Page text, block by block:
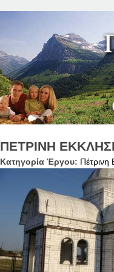
ΠΕΤΡΙΝΗ
Κατηγορία Έργου: Πέτρινη